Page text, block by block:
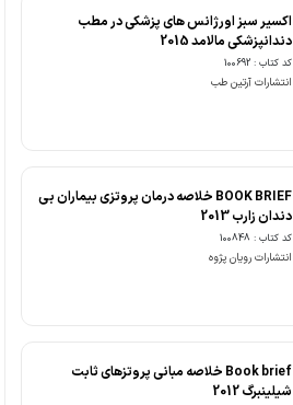
اکسیر سبز اورژانس های پزشکی در مطب
دندانپزشکی مالامد 2015
کد کتاب : 100692
انتشارات آرتین طب
BOOK BRIEF خلاصه درمان پروتزی بیماران بی
دندان زارب 2013
کد کتاب : 100848
انتشارات رویان پژوه
Book brief خلاصه مبانی پروتزهای ثابت
شیلینبرگ 2012